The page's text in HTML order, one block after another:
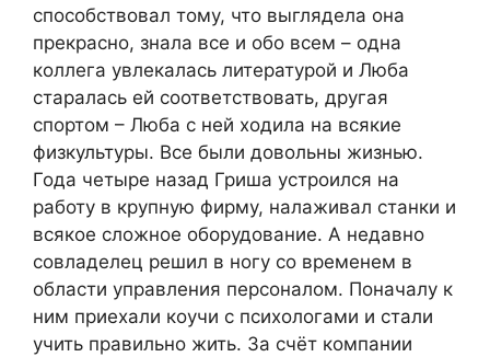
способствовал тому, что выглядела она
прекрасно, знала все и обо всем – одна
коллега увлекалась литературой и Люба
старалась ей соответствовать, другая
спортом – Люба с ней ходила на всякие
физкультуры. Все были довольны жизнью.
Года четыре назад Гриша устроился на
работу в крупную фирму, налаживал станки и
всякое сложное оборудование. А недавно
совладелец решил в ногу со временем в
области управления персоналом. Поначалу к
ним приехали коучи с психологами и стали
учить правильно жить. За счёт компании